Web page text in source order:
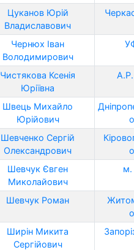
Цуканов Юрій
Владиславович
Чернюх Іван
Володимирович
Чистякова Ксенія
Юріївна
Швець Михайло
Юрійович
Шевченко Сергій
Олександрович
Шевчук Євген
Миколайович
м.
Шевчук Роман
Ширін Микита
Сергійович